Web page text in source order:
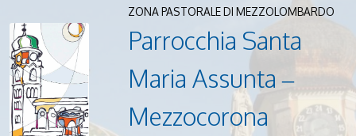
ZONA PASTORALE DI MEZZOLOMBARDO
Parrocchia Santa
Maria Assunta –
Mezzocorona